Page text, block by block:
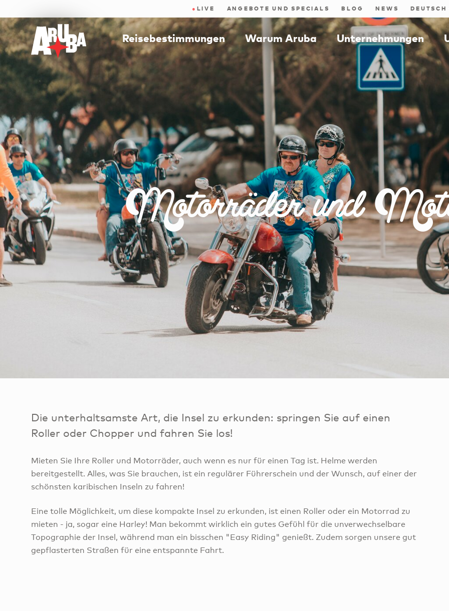
● LIVE ANGEBOTE UND SPECIALS BLOG NEWS
Reisebestimmungen Warum Aruba Unternehmungen
Motorräder und
Die unterhaltsamste Art, die Insel zu erkunden: springen Sie auf einen
Roller oder Chopper und fahren Sie los!
Mieten Sie Ihre Roller und Motorräder, auch wenn es nur für einen Tag ist. Helme werden
bereitgestellt. Alles, was Sie brauchen, ist ein regulärer Führerschein und der Wunsch, auf einer der
schönsten karibischen Inseln zu fahren!
Eine tolle Möglichkeit, um diese kompakte Insel zu erkunden, ist einen Roller oder ein Motorrad zu
mieten - ja, sogar eine Harley! Man bekommt wirklich ein gutes Gefühl für die unverwechselbare
Topographie der Insel, während man ein bisschen "Easy Riding" genießt. Zudem sorgen unsere gut
gepflasterten Straßen für eine entspannte Fahrt.